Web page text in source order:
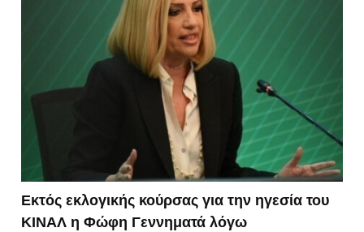
Εκτός εκλογικής κούρσας για την ηγεσία του
ΚΙΝΑΛ η Φώφη Γεννηματά λόγω